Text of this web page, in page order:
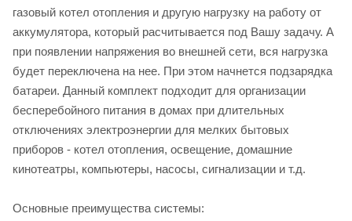
газовый котел отопления и другую нагрузку на работу от
аккумулятора, который расчитывается под Вашу задачу. А
при появлении напряжения во внешней сети, вся нагрузка
будет переключена на нее. При этом начнется подзарядка
батареи. Данный комплект подходит для организации
бесперебойного питания в домах при длительных
отключениях электроэнергии для мелких бытовых
приборов - котел отопления, освещение, домашние
кинотеатры, компьютеры, насосы, сигнализации и т.д.
Основные преимущества системы: